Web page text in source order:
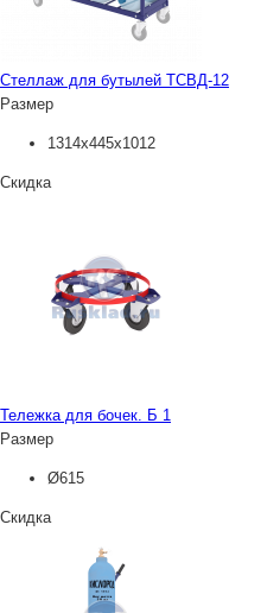
Стеллаж для бутылей ТСВД-12
Размер
1314х445х1012
Скидка
Тележка для бочек. Б 1
Размер
Ø615
Скидка